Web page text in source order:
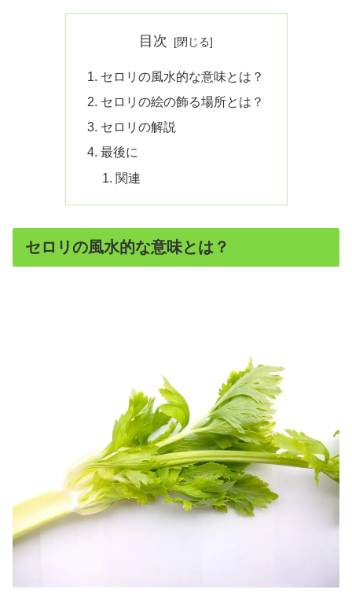
目次
セロリの風水的な意味とは？
セロリの絵の飾る場所とは？
セロリの解説
最後に
関連
セロリの風水的な意味とは？